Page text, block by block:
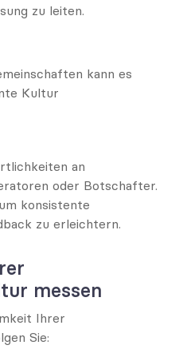
zu leiten.
kann es
Kultur
an
oder Botschafter.
konsistente
zu erleichtern.
messen
Ihrer
Sie: